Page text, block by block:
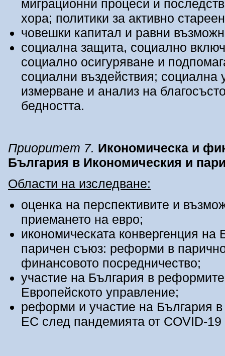
миграционни процеси и
хора; политики за активно
човешки капитал и равни
социална защита, социално
социално осигуряване и
социални въздействия; социална
измерване и анализ на
бедността.
Приоритет 7. Икономическа и
България в Икономическия и
Области на изследване:
оценка на перспективите и
приемането на евро;
икономическата конвергенция
паричен съюз: реформи в
финансовото посредничество;
участие на България в
Европейското управление;
реформи и участие на България
ЕС след пандемията от COVID-